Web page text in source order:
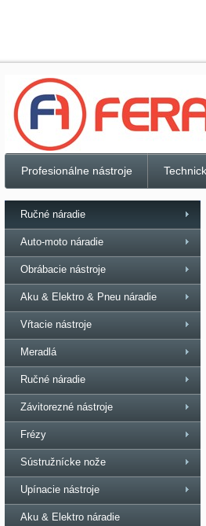
Profesionálne nástroje
Ručné náradie
Auto-moto náradie
Obrábacie nástroje
Aku & Elektro & Pneu náradie
Vŕtacie nástroje
Meradlá
Ručné náradie
Závitorezné nástroje
Frézy
Sústružnícke nože
Upínacie nástroje
Aku & Elektro náradie